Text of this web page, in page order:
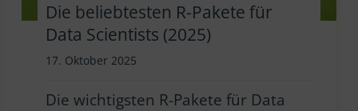
Die beliebtesten R-Pakete für
Data Scientists (2025)
17. Oktober 2025
Die wichtigsten R-Pakete für Data